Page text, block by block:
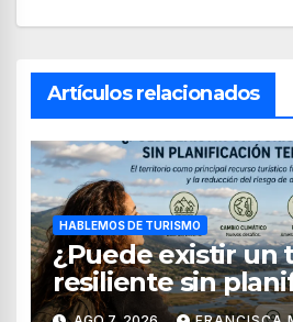
Artículos relacionados
HABLEMOS DE TURISMO
¿Puede existir un
resiliente sin
territorial?